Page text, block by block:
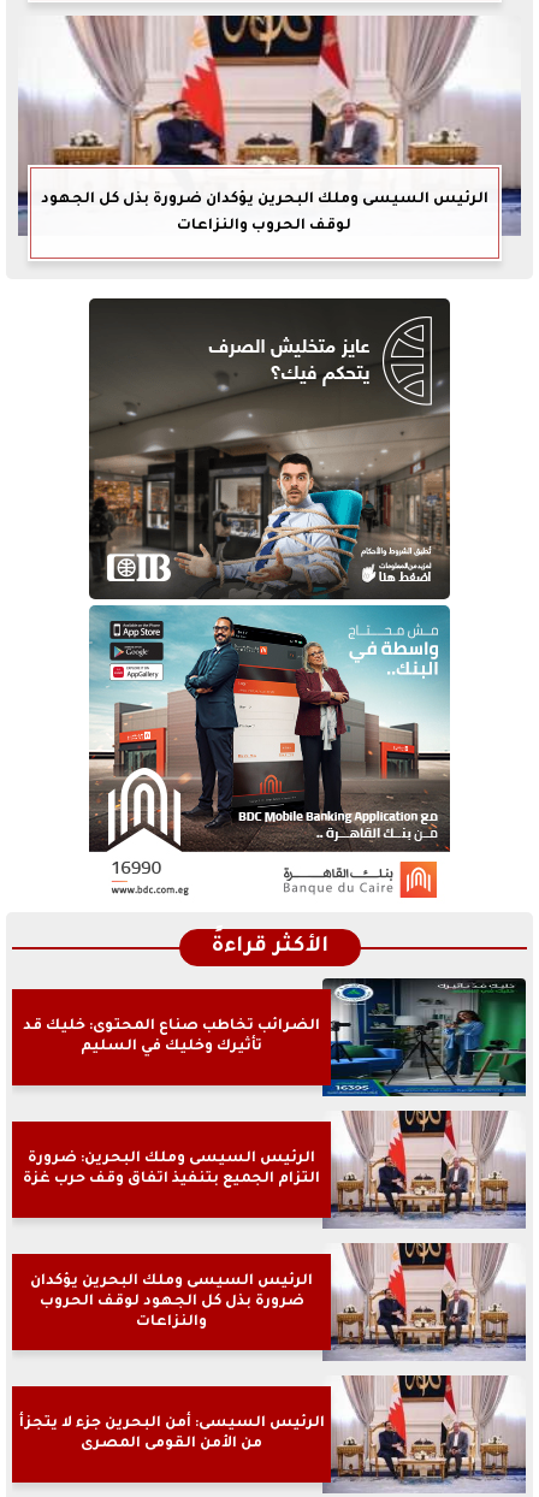
الرئيس السيسى وملك البحرين يؤكدان ضرورة بذل كل الجهود
لوقف الحروب والنزاعات
الأكثر قراءةً
الضرائب تخاطب صناع المحتوى: خليك قد
تأثيرك وخليك في السليم
الرئيس السيسى وملك البحرين: ضرورة
التزام الجميع بتنفيذ اتفاق وقف حرب غزة
الرئيس السيسى وملك البحرين يؤكدان
ضرورة بذل كل الجهود لوقف الحروب
والنزاعات
الرئيس السيسى: أمن البحرين جزء لا يتجزأ
من الأمن القومى المصرى